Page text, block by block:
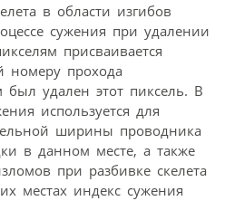
в области изгибов
сужения при удалении
присваивается
номеру прохода
был удален этот пиксель. В
используется для
ширины проводника
в данном месте, а также
при разбивке скелета
местах индекс сужения